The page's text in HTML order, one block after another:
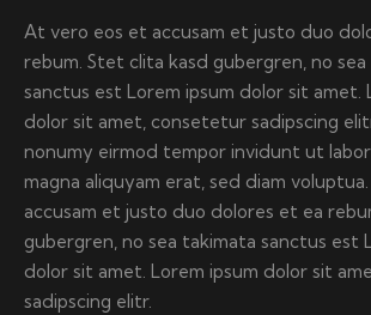
At vero eos et accusam et justo duo
rebum. Stet clita kasd gubergren, no
sanctus est Lorem ipsum dolor sit amet.
dolor sit amet, consetetur sadipscing
nonumy eirmod tempor invidunt ut
magna aliquyam erat, sed diam
accusam et justo duo dolores et ea
gubergren, no sea takimata sanctus est
dolor sit amet. Lorem ipsum dolor sit
sadipscing elitr.